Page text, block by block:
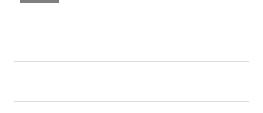
za
Algea/BAG2L